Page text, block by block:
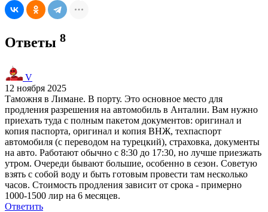
Ответы 8
V
12 ноября 2025
Таможня в Лимане. В порту. Это основное место для
продления разрешения на автомобиль в Анталии. Вам нужно
приехать туда с полным пакетом документов: оригинал и
копия паспорта, оригинал и копия ВНЖ, техпаспорт
автомобиля (с переводом на турецкий), страховка, документы
на авто. Работают обычно с 8:30 до 17:30, но лучше приезжать
утром. Очереди бывают большие, особенно в сезон. Советую
взять с собой воду и быть готовым провести там несколько
часов. Стоимость продления зависит от срока - примерно
1000-1500 лир на 6 месяцев.
Ответить